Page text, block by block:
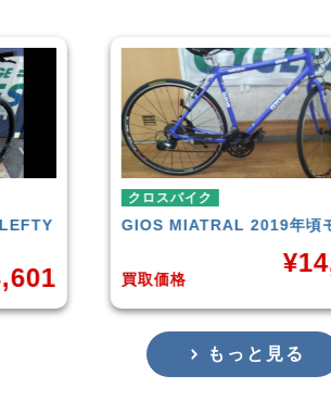
クロスバイク
GIOSMIATRAL 2019年頃
買取価格
¥
もっと見る